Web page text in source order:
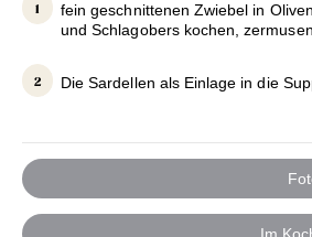
fein geschnittenen Zwiebel in
und Schlagobers kochen,
Die Sardellen als Einlage in die